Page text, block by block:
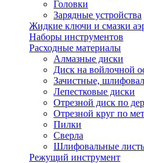
Головки
Зарядные устройства
Жидкие ключи и смазки
Наборы инструментов
Расходные материалы
Алмазные диски
Диск на войлочной
Зачистные,
Лепестковые диски
Отрезной диск по
Отрезной круг по
Пилки
Сверла
Шлифовальные
Режущий инструмент